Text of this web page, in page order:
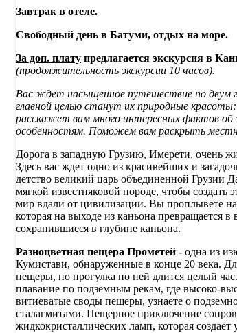
Завтрак в отеле.
Свободный день в Батуми, отдых на море.
За доп. плату предлагается экскурсия в
(продолжительность экскурсии 10 часов).
Вас ждет насыщенное путешествие по двум
главной целью станут их природные
расскажет вам много интересных фактов об
особенностям. Поможем вам раскрыть
Дорога в западную Грузию, Имерети, очень
Здесь вас ждет одно из красивейших и
детство великий царь объединенной Грузии
мягкой известняковой породе, чтобы создать
мир вдали от цивилизации. Вы проплывете
которая на выходе из каньона превращается
сохранившиеся в глубине каньона.
Разноцветная пещера Прометей - одна из
Кумистави, обнаруженные в конце 20 века.
пещеры, но прогулка по ней длится целый
плавание по подземным рекам, где высоко-
витиеватые своды пещеры, узнаете о
сталагмитами. Пещерное приключение
жидкокристаллических ламп, которая